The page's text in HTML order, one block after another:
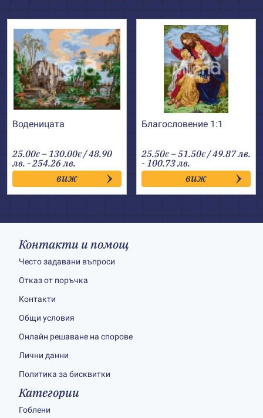
Воденицата
25.00€ –130.00€Price
range:
25.00€
through
130.00€
/ 48.90
лв. - 254.26 лв.
виж
Благословение 1:1
25.50€ –51.50€Price
range:
25.50€
through
51.50€
/ 49.87 лв.
- 100.73 лв.
виж
Контакти и помощ
Често задавани въпроси
Отказ от поръчка
Контакти
Общи условия
Онлайн решаване на спорове
Лични данни
Политика за бисквитки
Категории
Гоблени